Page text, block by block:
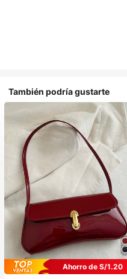
También podría gustarte
Ahorro de S/1.20